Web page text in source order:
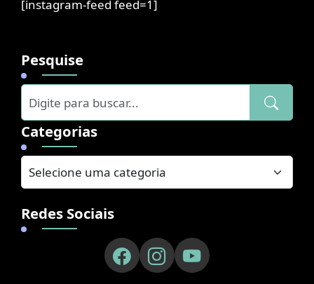
[instagram-feed feed=1]
Pesquise
Categorias
Redes Sociais